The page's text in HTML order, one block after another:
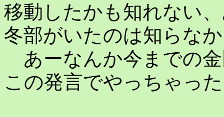
移動したかも知れない
冬部がいたのは知らな
あーなんか今までの
この発言でやっちゃっ